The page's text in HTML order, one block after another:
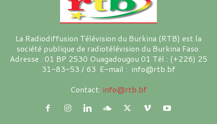
La Radiodiffusion Télévision du Burkina (RTB) est la
société publique de radiotélévision du Burkina Faso.
Adresse : 01 BP 2530 Ouagadougou 01 Tél : (+226) 25
31-83-53 / 63 E-mail : info@rtb.bf
Contact: info@rtb.bf